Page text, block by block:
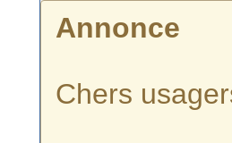
Annonce
Chers